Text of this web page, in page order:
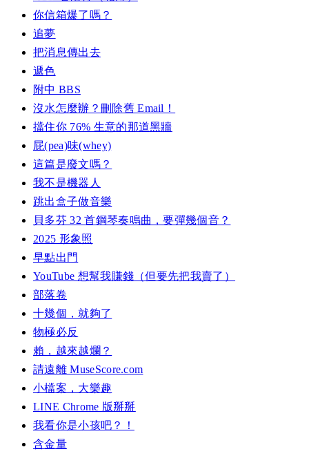
你信箱爆了嗎？
追夢
把消息傳出去
遞色
附中 BBS
沒水怎麼辦？刪除舊 Email！
擋住你 76% 生意的那道黑牆
屁(pea)味(whey)
這篇是廢文嗎？
我不是機器人
跳出盒子做音樂
貝多芬 32 首鋼琴奏鳴曲，要彈幾個音？
2025 形象照
早點出門
YouTube 想幫我賺錢（但要先把我賣了）
部落卷
十幾個，就夠了
物極必反
賴，越來越爛？
請遠離 MuseScore.com
小檔案，大樂趣
LINE Chrome 版掰掰
我看你是小孩吧？！
含金量